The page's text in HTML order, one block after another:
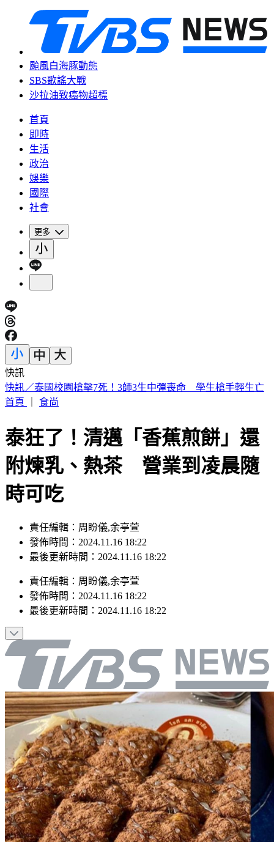
颱風白海豚動態
SBS歌謠大戰
沙拉油致癌物超標
首頁
即時
生活
政治
娛樂
國際
社會
更多
快訊
小英男孩涉貪198萬！出庭辯不明財產是「爸爸每年給30萬」
首頁
食尚
泰狂了！清邁「香蕉煎餅」還
附煉乳、熱茶 營業到凌晨隨
時可吃
責任編輯：周盼儀,余亭萱
發佈時間：2024.11.16 18:22
最後更新時間：2024.11.16 18:22
責任編輯 ： 周盼儀,余亭萱
發佈時間： 2024.11.16 18:22
最後更新時間： 2024.11.16 18:22